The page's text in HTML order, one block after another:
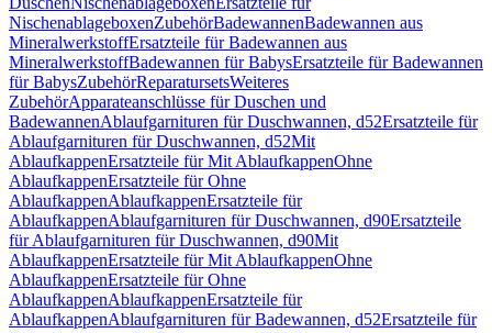
NischenablageboxenZubehörBadewannenBadewannen aus
MineralwerkstoffErsatzteile für Badewannen aus
MineralwerkstoffBadewannen für BabysErsatzteile für Badewannen
für BabysZubehörReparatursetsWeiteres
ZubehörApparateanschlüsse für Duschen und
BadewannenAblaufgarnituren für Duschwannen, d52Ersatzteile für
Ablaufgarnituren für Duschwannen, d52Mit
AblaufkappenErsatzteile für Mit AblaufkappenOhne
AblaufkappenErsatzteile für Ohne
AblaufkappenAblaufkappenErsatzteile für
AblaufkappenAblaufgarnituren für Duschwannen, d90Ersatzteile
für Ablaufgarnituren für Duschwannen, d90Mit
AblaufkappenErsatzteile für Mit AblaufkappenOhne
AblaufkappenErsatzteile für Ohne
AblaufkappenAblaufkappenErsatzteile für
AblaufkappenAblaufgarnituren für Badewannen, d52Ersatzteile für